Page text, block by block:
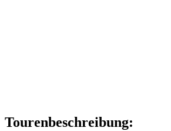
Tourenbeschreibung: